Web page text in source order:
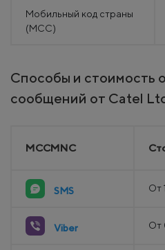
Мобильный код страны
(MCC)
Способы и стоимость
сообщений от Catel
MCCMNC
SMS От
Viber От